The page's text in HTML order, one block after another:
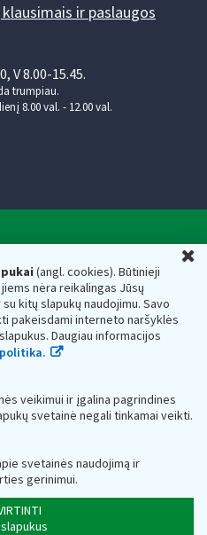
(angl. cookies). Būtinieji
nėra reikalingas Jūsų
kitų slapukų naudojimu. Savo
pakeisdami interneto naršyklės
Daugiau informacijos
veikimui ir įgalina pagrindines
svetainė negali tinkamai veikti.
svetainės naudojimą ir
gerinimui.
ir paslaugos
V 8.00-15.45.
trumpiau.
8.00 val. - 12.00 val.
kodas — 188659752,
Vilnius, Lietuva, el.paštas:
188659752
inspekciją prie Lietuvos
ir saugomi Juridinių